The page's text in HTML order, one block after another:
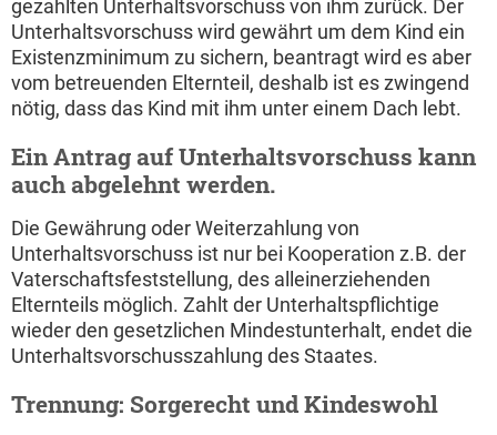
gezahlten Unterhaltsvorschuss von ihm zurück. Der
Unterhaltsvorschuss wird gewährt um dem Kind ein
Existenzminimum zu sichern, beantragt wird es aber
vom betreuenden Elternteil, deshalb ist es zwingend
nötig, dass das Kind mit ihm unter einem Dach lebt.
Ein Antrag auf Unterhaltsvorschuss kann
auch abgelehnt werden.
Die Gewährung oder Weiterzahlung von
Unterhaltsvorschuss ist nur bei Kooperation z.B. der
Vaterschaftsfeststellung, des alleinerziehenden
Elternteils möglich. Zahlt der Unterhaltspflichtige
wieder den gesetzlichen Mindestunterhalt, endet die
Unterhaltsvorschusszahlung des Staates.
Trennung: Sorgerecht und Kindeswohl